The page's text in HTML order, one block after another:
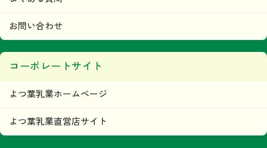
お問い合わせ
コーポレートサイト
よつ葉乳業ホームページ
よつ葉乳業直営店サイト